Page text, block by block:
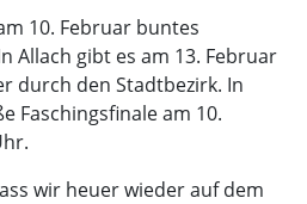
10. Februar buntes
Allach gibt es am 13. Februar
durch den Stadtbezirk. In
Faschingsfinale am 10.
wir heuer wieder auf dem